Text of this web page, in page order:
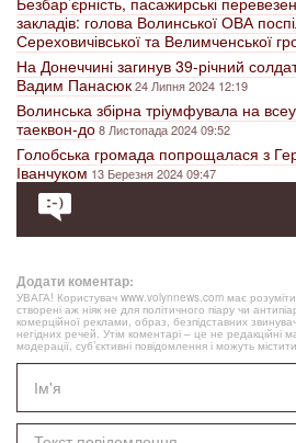
закладів: голова Волинської ОВА
Сереховичівської та Велимченської
На Донеччині загинув 39-річний
Вадим Панасюк24 Липня 2024 12:19
Волинська збірна тріумфувала на
таеквон-до8 Листопада 2024 09:52
Голобська громада попрощалася з
Іванчуком 13 Березня 2024 09:47
Додати коментар:
УВАГА! Користувач www.volynnews.com має
створені аж ніяк не для політичного піару чи
комерційної реклами, образ, безпідставних
негідних речей. Утім коментарі – це не редакційні
модерації, суб’єктивні повідомлення і можуть